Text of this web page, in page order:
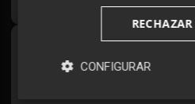
Síguenos
CONFIGURAR